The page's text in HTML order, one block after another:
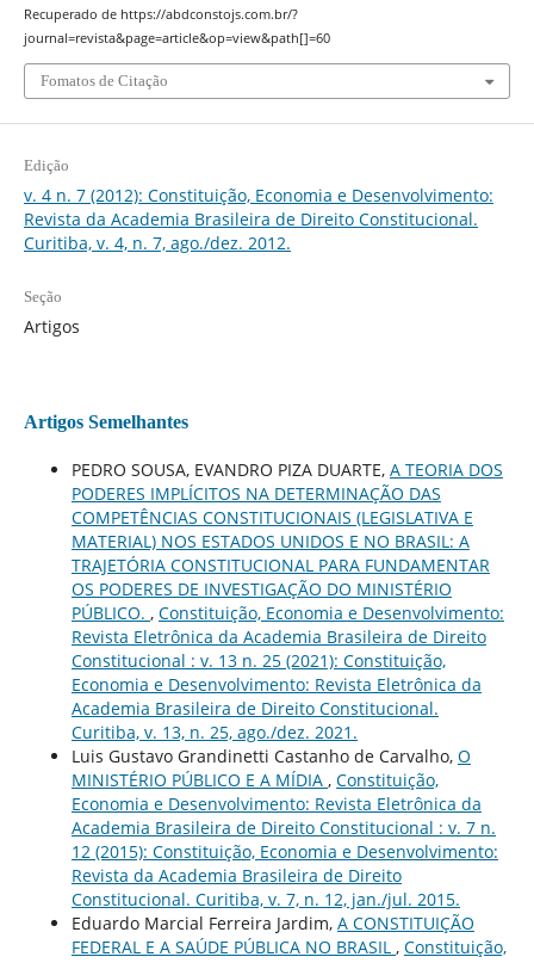
Recuperado de https://abdconstojs.com.br/?
journal=revista&page=article&op=view&path[]=60
Fomatos de Citação
Edição
v. 4 n. 7 (2012): Constituição, Economia e Desenvolvimento:
Revista da Academia Brasileira de Direito Constitucional.
Curitiba, v. 4, n. 7, ago./dez. 2012.
Seção
Artigos
Artigos Semelhantes
PEDRO SOUSA, EVANDRO PIZA DUARTE, A TEORIA DOS
PODERES IMPLÍCITOS NA DETERMINAÇÃO DAS
COMPETÊNCIAS CONSTITUCIONAIS (LEGISLATIVA E
MATERIAL) NOS ESTADOS UNIDOS E NO BRASIL: A
TRAJETÓRIA CONSTITUCIONAL PARA FUNDAMENTAR
OS PODERES DE INVESTIGAÇÃO DO MINISTÉRIO
PÚBLICO. , Constituição, Economia e Desenvolvimento:
Revista Eletrônica da Academia Brasileira de Direito
Constitucional : v. 13 n. 25 (2021): Constituição,
Economia e Desenvolvimento: Revista Eletrônica da
Academia Brasileira de Direito Constitucional.
Curitiba, v. 13, n. 25, ago./dez. 2021.
Luis Gustavo Grandinetti Castanho de Carvalho, O
MINISTÉRIO PÚBLICO E A MÍDIA , Constituição,
Economia e Desenvolvimento: Revista Eletrônica da
Academia Brasileira de Direito Constitucional : v. 7 n.
12 (2015): Constituição, Economia e Desenvolvimento:
Revista da Academia Brasileira de Direito
Constitucional. Curitiba, v. 7, n. 12, jan./jul. 2015.
Eduardo Marcial Ferreira Jardim, A CONSTITUIÇÃO
FEDERAL E A SAÚDE PÚBLICA NO BRASIL , Constituição,